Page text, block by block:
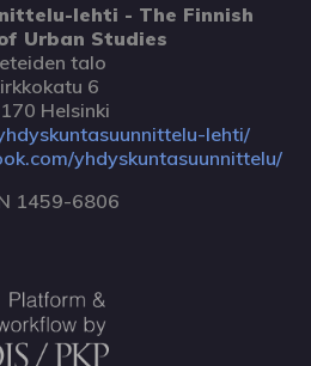
lehti - The Finnish
Urban Studies
talo
6
Helsinki
lehti/
yhdyskuntasuunnittelu/
1459-6806